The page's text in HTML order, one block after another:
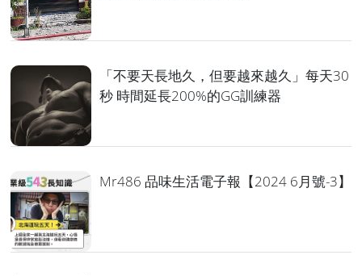
「不要天長地久，但要越來越久」每天30
秒 時間延長200%的GG訓練器
Mr486 品味生活電子報【2024 6月號-3】